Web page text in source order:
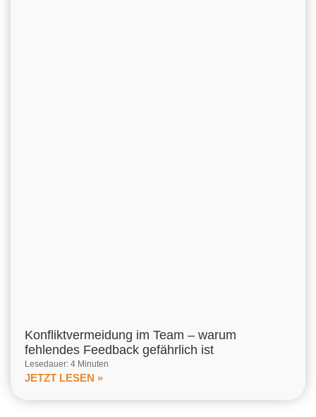
Konfliktvermeidung im Team – warum
fehlendes Feedback gefährlich ist
Lesedauer: 4 Minuten
JETZT LESEN »